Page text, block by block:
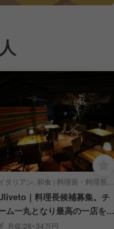
イタリアン, 和食 | 料理長・料理長候補
｜料理長候補募集。チ
ム一丸となり最高の一店を創
月収/28~34万円